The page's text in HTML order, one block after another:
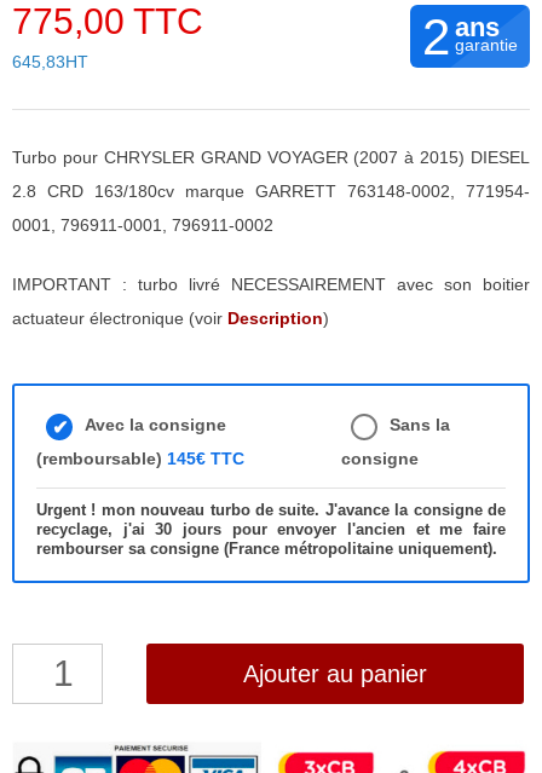
775,00 TTC
645,83HT 2 ans
garantie
Turbo pour CHRYSLER GRAND VOYAGER (2007 à 2015) DIESEL
2.8 CRD 163/180cv marque GARRETT 763148-0002, 771954-
0001, 796911-0001, 796911-0002
IMPORTANT : turbo livré NECESSAIREMENT avec son boitier
actuateur électronique (voir Description)
Avec la consigne
(remboursable) 145€ TTC
Sans la
consigne
Urgent ! mon nouveau turbo de suite. J'avance la consigne de
recyclage, j'ai 30 jours pour envoyer l'ancien et me faire
rembourser sa consigne (France métropolitaine uniquement).
quantité
Chrysler
Ajouter au panier